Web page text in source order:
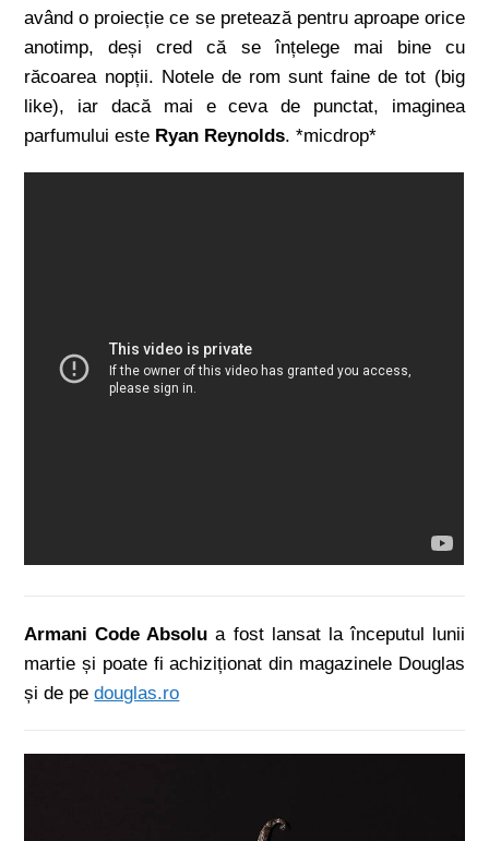
având o proiecție ce se pretează pentru aproape orice
anotimp, deși cred că se înțelege mai bine cu
răcoarea nopții. Notele de rom sunt faine de tot (big
like), iar dacă mai e ceva de punctat, imaginea
parfumului este Ryan Reynolds. *micdrop*
Armani Code Absolu a fost lansat la începutul lunii
martie și poate fi achiziționat din magazinele Douglas
și de pedouglas.ro